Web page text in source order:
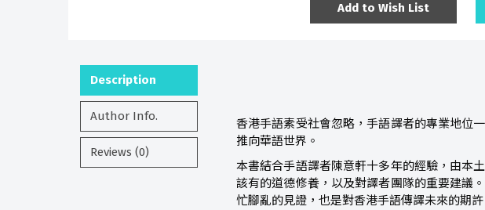
Add to Wish List
Description
Author Info.
Reviews (0)
香港手語素受社會忽略，手語譯者的專業地位
推向華語世界。
本書結合手語譯者陳意軒十多年的經驗，由本
該有的道德修養，以及對譯者團隊的重要建議
忙腳亂的見證，也是對香港手語傳譯未來的